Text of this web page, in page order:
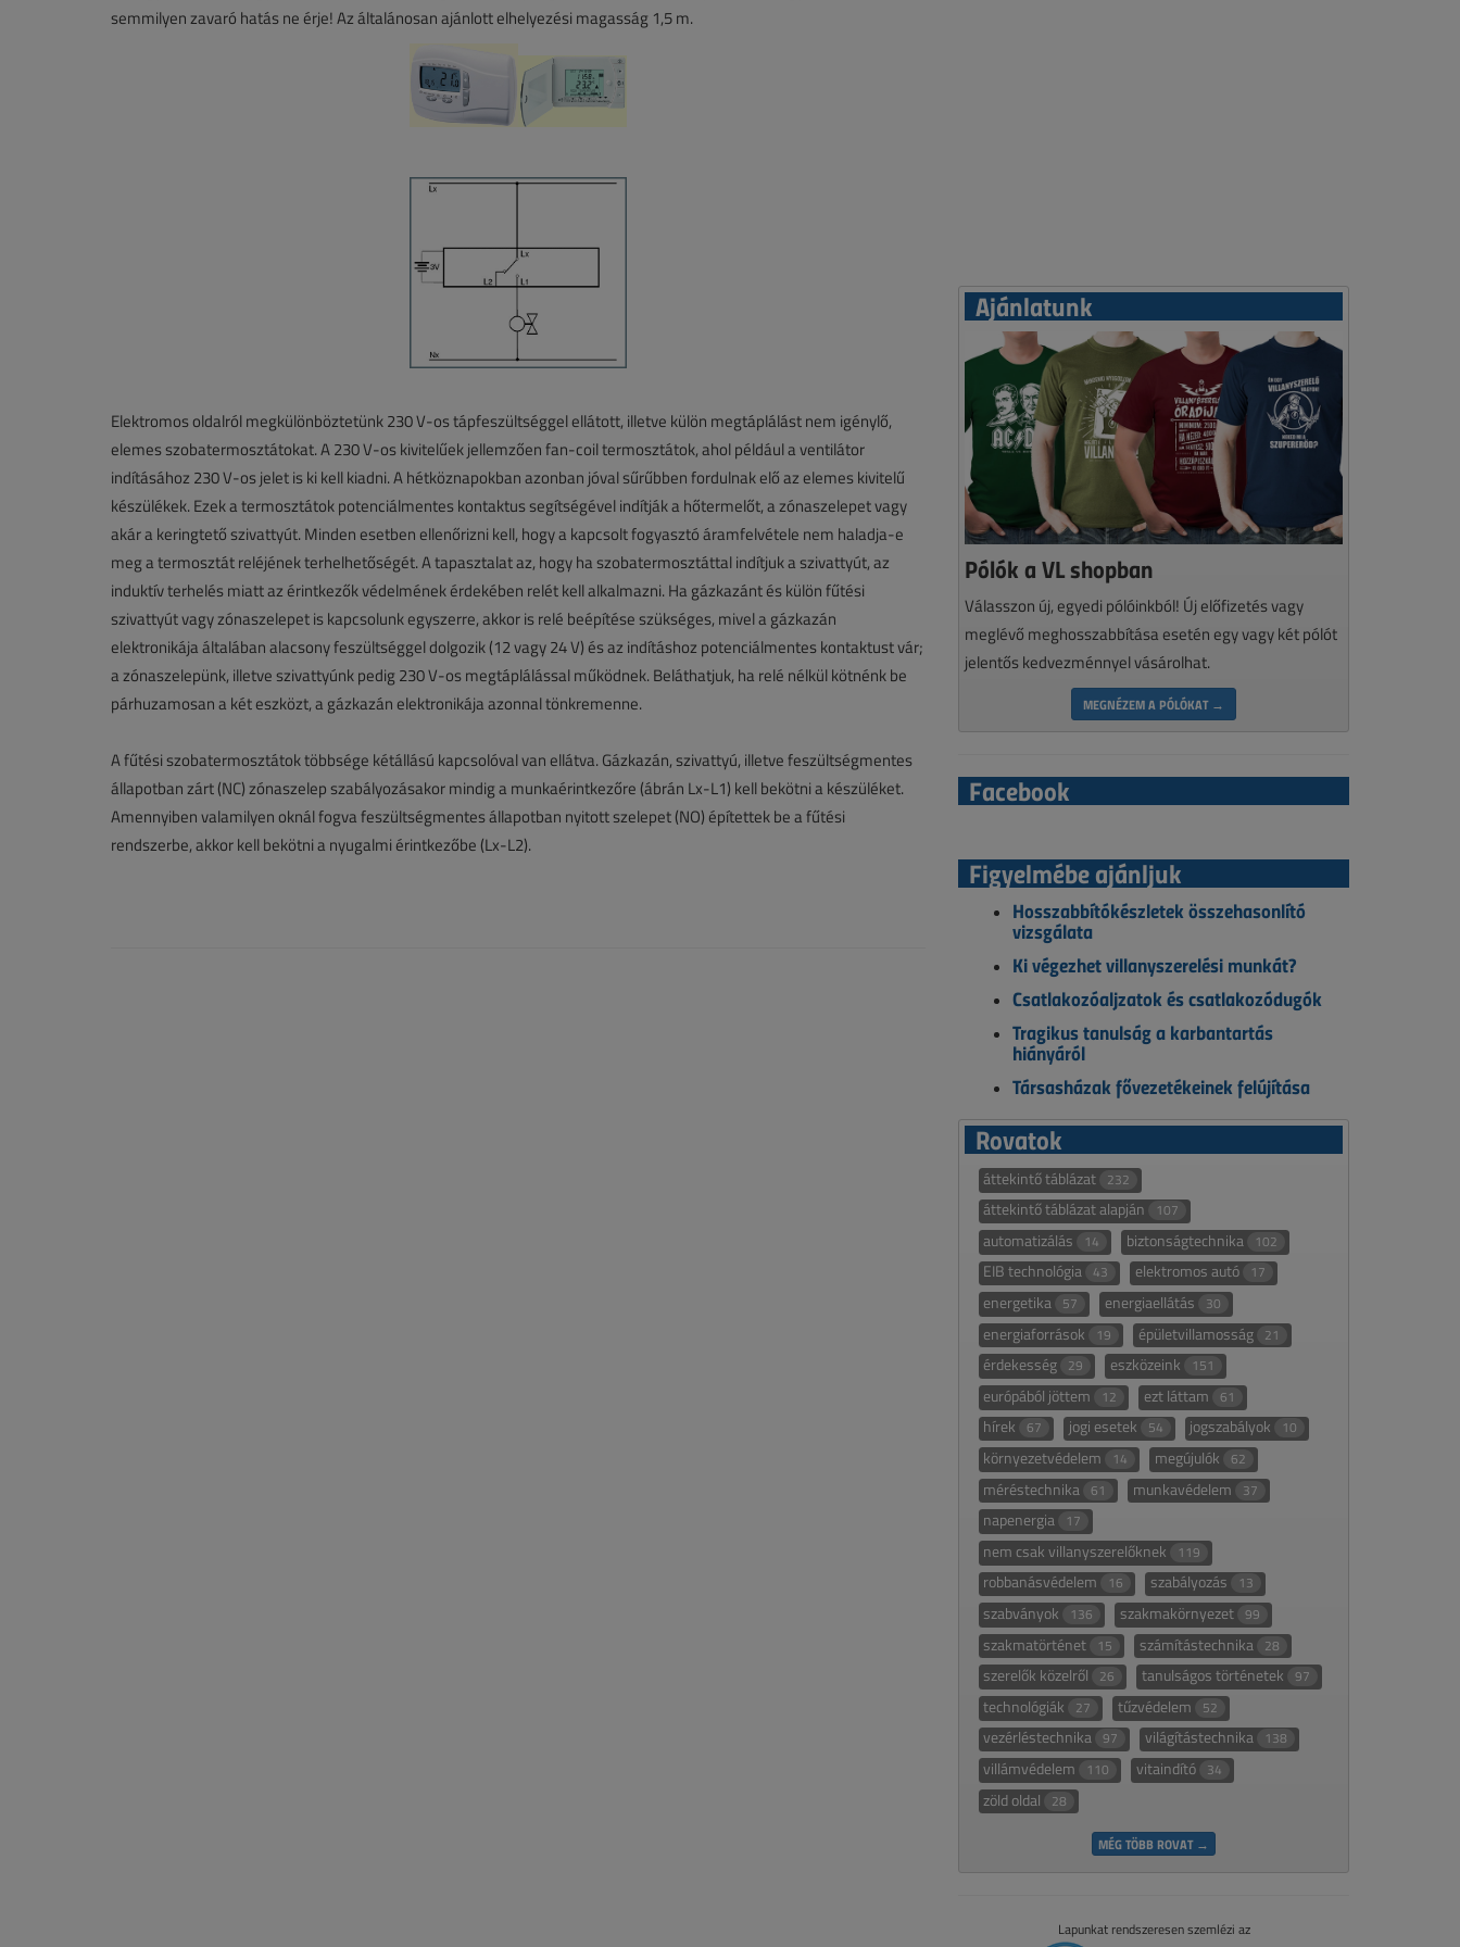
semmilyen zavaró hatás ne érje! Az általánosan ajánlott elhelyezési magasság 1,5 m.
Elektromos oldalról megkülönböztetünk 230 V-os tápfeszültséggel ellátott, illetve külön megtáplálást nem igénylő,
elemes szobatermosztátokat. A 230 V-os kivitelűek jellemzően fan-coil termosztátok, ahol például a ventilátor
indításához 230 V-os jelet is ki kell kiadni. A hétköznapokban azonban jóval sűrűbben fordulnak elő az elemes kivitelű
készülékek. Ezek a termosztátok potenciálmentes kontaktus segítségével indítják a hőtermelőt, a zónaszelepet vagy
akár a keringtető szivattyút. Minden esetben ellenőrizni kell, hogy a kapcsolt fogyasztó áramfelvétele nem haladja-e
meg a termosztát reléjének terhelhetőségét. A tapasztalat az, hogy ha szobatermosztáttal indítjuk a szivattyút, az
induktív terhelés miatt az érintkezők védelmének érdekében relét kell alkalmazni. Ha gázkazánt és külön fűtési
szivattyút vagy zónaszelepet is kapcsolunk egyszerre, akkor is relé beépítése szükséges, mivel a gázkazán
elektronikája általában alacsony feszültséggel dolgozik (12 vagy 24 V) és az indításhoz potenciálmentes kontaktust vár;
a zónaszelepünk, illetve szivattyúnk pedig 230 V-os megtáplálással működnek. Beláthatjuk, ha relé nélkül kötnénk be
párhuzamosan a két eszközt, a gázkazán elektronikája azonnal tönkremenne.
A fűtési szobatermosztátok többsége kétállású kapcsolóval van ellátva. Gázkazán, szivattyú, illetve feszültségmentes
állapotban zárt (NC) zónaszelep szabályozásakor mindig a munkaérintkezőre (ábrán Lx-L1) kell bekötni a készüléket.
Amennyiben valamilyen oknál fogva feszültségmentes állapotban nyitott szelepet (NO) építettek be a fűtési
rendszerbe, akkor kell bekötni a nyugalmi érintkezőbe (Lx-L2).
Ajánlatunk
Pólók a VL shopban
Válasszon új, egyedi pólóinkból! Új előfizetés vagy
meglévő meghosszabbítása esetén egy vagy két pólót
jelentős kedvezménnyel vásárolhat.
MEGNÉZEM A PÓLÓKAT →
Facebook
Figyelmébe ajánljuk
Hosszabbítókészletek összehasonlító
vizsgálata
Ki végezhet villanyszerelési munkát?
Csatlakozóaljzatok és csatlakozódugók
Tragikus tanulság a karbantartás
hiányáról
Társasházak fővezetékeinek felújítása
Rovatok
áttekintő táblázat 232
áttekintő táblázat alapján 107
automatizálás 14 biztonságtechnika 102
EIB technológia 43 elektromos autó 17
energetika 57 energiaellátás 30
energiaforrások 19 épületvillamosság 21
érdekesség 29 eszközeink 151
európából jöttem 12 ezt láttam 61
hírek 67 jogi esetek 54 jogszabályok 10
környezetvédelem 14 megújulók 62
méréstechnika 61 munkavédelem 37
napenergia 17
nem csak villanyszerelőknek 119
robbanásvédelem 16 szabályozás 13
szabványok 136 szakmakörnyezet 99
szakmatörténet 15 számítástechnika 28
szerelők közelről 26 tanulságos történetek 97
technológiák 27 tűzvédelem 52
vezérléstechnika 97 világítástechnika 138
villámvédelem 110 vitaindító 34
zöld oldal 28
MÉG TÖBB ROVAT →
Lapunkat rendszeresen szemlézi az